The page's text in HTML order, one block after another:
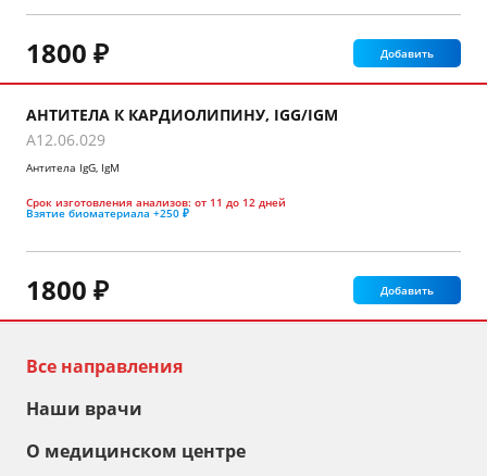
1800 ₽ Добавить
АНТИТЕЛА К КАРДИОЛИПИНУ, IGG/IGM
A12.06.029
Антитела IgG, IgM
Срок изготовления анализов: от 11 до 12 дней
Взятие биоматериала +250 ₽
1800 ₽ Добавить
Все направления
Наши врачи
О медицинском центре